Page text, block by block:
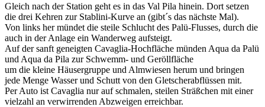
Gleich nach der Station geht es in das Val Pila hinein. Dort setzen
die drei Kehren zur Stablini-Kurve an (gibt´s das nächste Mal).
Von links her mündet die steile Schlucht des Palü-Flusses, durch die
auch in der Anlage ein Wanderweg aufsteigt.
Auf der sanft geneigten Cavaglia-Hochfläche münden Aqua da Palü
und Aqua da Pila zur Schwemm- und Geröllfläche
um die kleine Häusergruppe und Almwiesen herum und bringen
jede Menge Wasser und Schutt von den Gletscherabflüssen mit.
Per Auto ist Cavaglia nur auf schmalen, steilen Sträßchen mit einer
vielzahl an verwirrenden Abzweigen erreichbar.